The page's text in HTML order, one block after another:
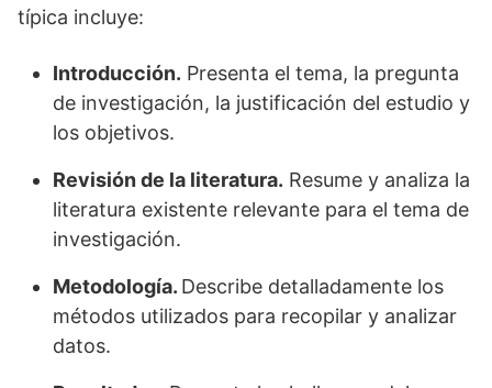
típica incluye:
Introducción. Presenta el tema, la pregunta
de investigación, la justificación del estudio y
los objetivos.
Revisión de la literatura. Resume y analiza la
literatura existente relevante para el tema de
investigación.
Metodología. Describe detalladamente los
métodos utilizados para recopilar y analizar
datos.